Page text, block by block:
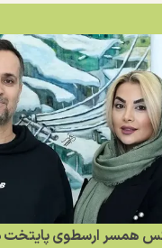
همسر ارسطوی